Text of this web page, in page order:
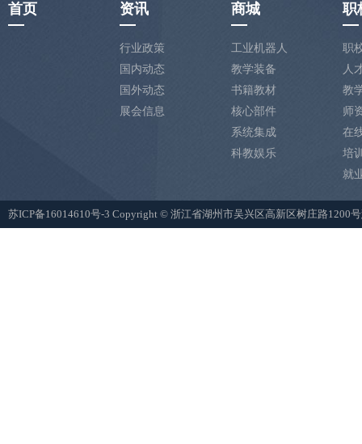
首页 资讯
行业政策
国内动态
国外动态
展会信息
商城
工业机器人
教学装备
书籍教材
核心部件
系统集成
科教娱乐
职
职
人
教
师
在
培
就
苏ICP备16014610号-3 Copyright © 浙江省湖州市吴兴区高新区树庄路